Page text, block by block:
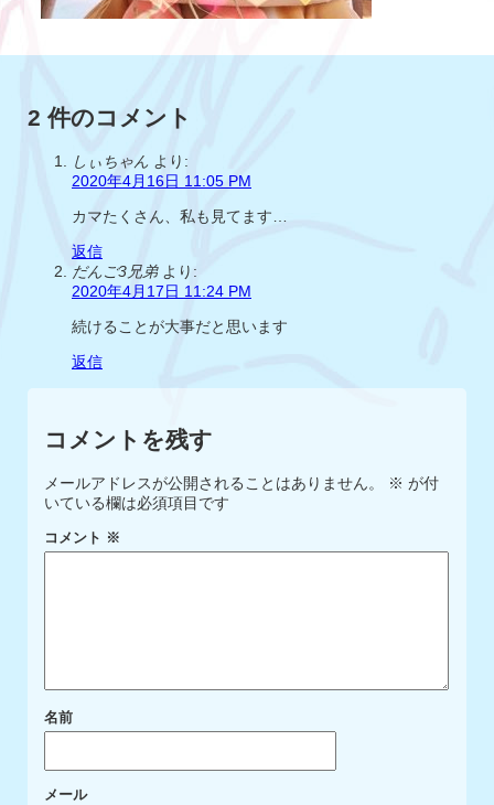
2 件のコメント
しぃちゃん より:
2020年4月16日 11:05 PM
カマたくさん、私も見てます…
返信
だんご3兄弟 より:
2020年4月17日 11:24 PM
続けることが大事だと思います
返信
コメントを残す
メールアドレスが公開されることはありません。 ※ が付
いている欄は必須項目です
コメント ※
名前
メール